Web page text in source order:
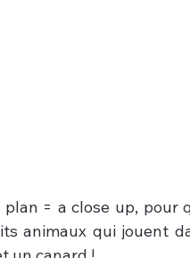
plan = a close up,
animaux qui jouent